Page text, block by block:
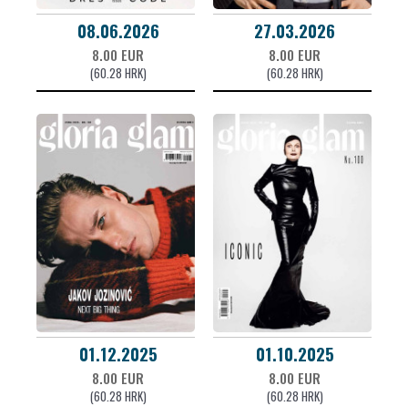
08.06.2026
8.00 EUR
(60.28 HRK)
27.03.2026
8.00 EUR
(60.28 HRK)
01.12.2025
8.00 EUR
(60.28 HRK)
01.10.2025
8.00 EUR
(60.28 HRK)